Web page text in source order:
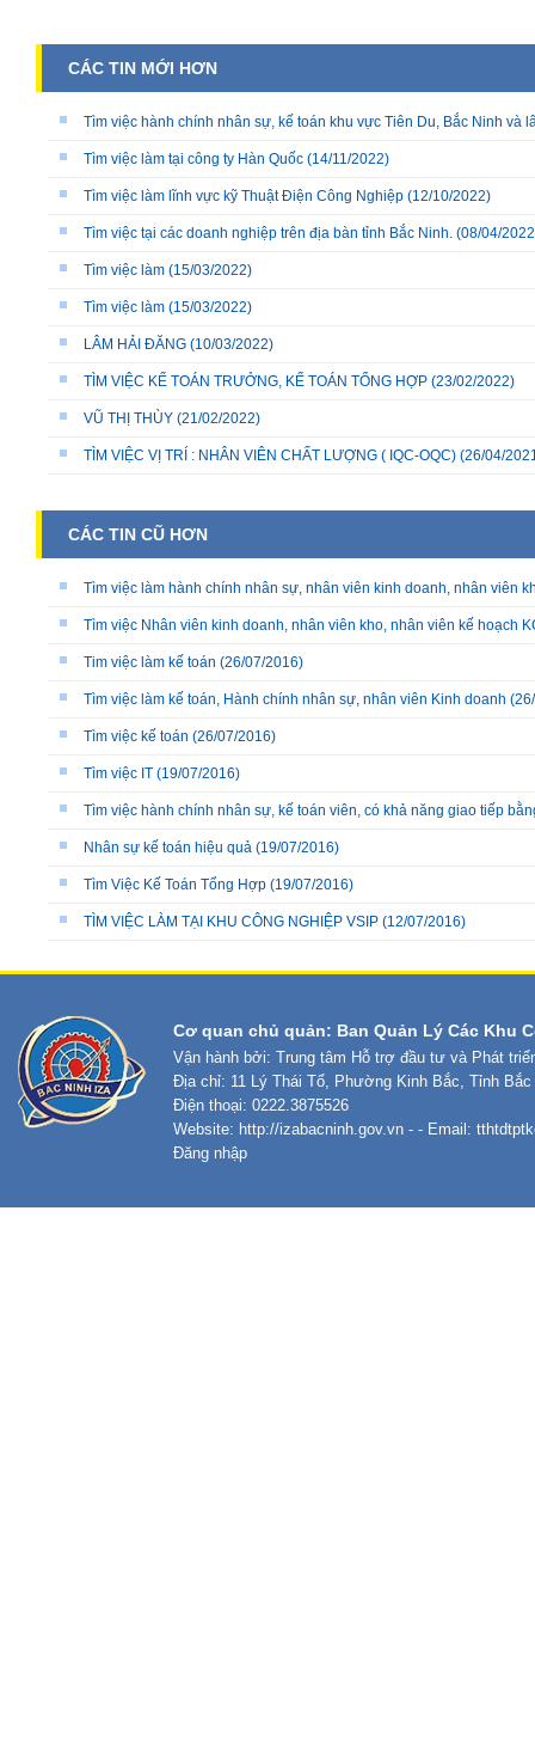
CÁC TIN MỚI HƠN
Tìm việc hành chính nhân sự, kế toán khu vực Tiên Du, Bắc Ninh và
Tìm việc làm tại công ty Hàn Quốc (14/11/2022)
Tìm việc làm lĩnh vực kỹ Thuật Điện Công Nghiệp (12/10/2022)
Tìm việc tại các doanh nghiệp trên địa bàn tỉnh Bắc Ninh. (08/04/
Tìm việc làm (15/03/2022)
Tìm việc làm (15/03/2022)
LÂM HẢI ĐĂNG (10/03/2022)
TÌM VIỆC KẾ TOÁN TRƯỞNG, KẾ TOÁN TỔNG HỢP (23/02/2022)
VŨ THỊ THÙY (21/02/2022)
TÌM VIỆC VỊ TRÍ : NHÂN VIÊN CHẤT LƯỢNG ( IQC-OQC) (26/04/
CÁC TIN CŨ HƠN
Tìm việc làm hành chính nhân sự, nhân viên kinh doanh, nhân viên
Tìm việc Nhân viên kinh doanh, nhân viên kho, nhân viên kế hoạch
Tim việc làm kế toán (26/07/2016)
Tìm việc làm kế toán, Hành chính nhân sự, nhân viên Kinh doanh
Tìm việc kế toán (26/07/2016)
Tìm việc IT (19/07/2016)
Tìm việc hành chính nhân sự, kế toán viên, có khả năng giao tiếp
Nhân sự kế toán hiệu quả (19/07/2016)
Tìm Việc Kế Toán Tổng Hợp (19/07/2016)
TÌM VIỆC LÀM TẠI KHU CÔNG NGHIỆP VSIP (12/07/2016)
Cơ quan chủ quản: Ban Quản Lý Các Khu
Vận hành bởi: Trung tâm Hỗ trợ đầu tư và Phát
Địa chỉ: 11 Lý Thái Tổ, Phường Kinh Bắc, Tỉnh Bắc
Điện thoại: 0222.3875526
Website: http://izabacninh.gov.vn - - Email:
Đăng nhập